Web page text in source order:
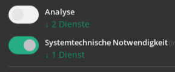
begegnen, immer wieder neu. „So
immer „viele“ und nicht nur „eine
Franziska Schutzbach. „Wenn wir
nicht als abgeschlossene, souveräne
Analyse
↓ 2 Dienste
Systemtechnische Notwendigkeit
↓ 1 Dienst